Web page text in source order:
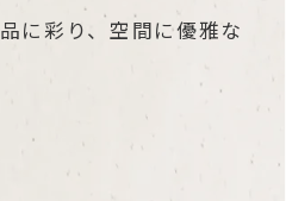
に彩り、空間に優雅な